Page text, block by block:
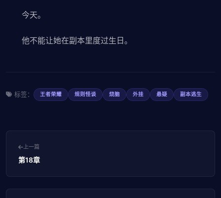
今天。
他不能让她在副本里度过生日。
标签： 王者荣耀 规则怪谈 烧脑 外挂 悬疑 副本逃生
上一篇
第18章